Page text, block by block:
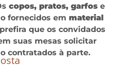
copos, pratos, garfos e
fornecidos em material
que os convidados
suas mesas solicitar
contratados à parte.